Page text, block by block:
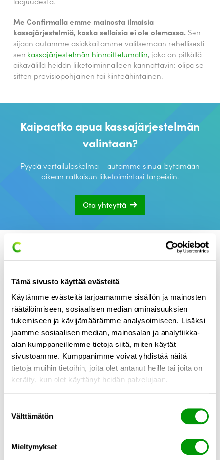
Tämä sivusto käyttää evästeitä
Käytämme evästeitä tarjoamamme sisällön ja mainosten
räätälöimiseen, sosiaalisen median ominaisuuksien
tukemiseen ja kävijämäärämme analysoimiseen. Lisäksi
jaamme sosiaalisen median, mainosalan ja analytiikka-
alan kumppaneillemme tietoja siitä, miten käytät
sivustoamme. Kumppanimme voivat yhdistää näitä
tietoja muihin tietoihin, joita olet antanut heille tai joita on
kerätty, kun olet käyttänyt heidän palvelujaan.
valinta
Välttämätön
Mieltymykset
Me Confirmalla emme mainosta ilmaisia
kassajärjestelmiä, koska sellaisia ei ole olemassa. Sen
sijaan autamme asiakkaitamme valitsemaan rehellisesti
sen kassajärjestelmän hinnoittelumallin, joka on pitkällä
aikavälillä heidän liiketoiminnalleen kannattavin: olipa se
sitten provisiopohjainen tai kiinteähintainen.
Kaipaatko apua kassajärjestelmän
valintaan?
Pyydä vertailulaskelma – autamme sinua löytämään
oikean ratkaisun liiketoimintasi tarpeisiin.
Ota yhteyttä
Ilmainen kassajärjestelmä – joka
Ilmaisena markkinoidut kassajärjestelmät sisältävät
usein ainoastaan vain perustason toiminnot, kuten
tuotteiden lisäämisen ja maksujen vastaanoton. Ne
voivat olla riittäviä aivan liiketoiminnan alkuvaiheessa,
mutta monelle yrittäjälle tulee nopeasti vastaan tilanne,
jossa järjestelmä ei pysty kasvamaan liiketoiminnan
mukana.
Jo maltillisessakin myynnin kasvussa syntyy usein tarve
erikoistavarakaupassa
tarvitaan juuri kyseisen alan
väri- ja kokolajitelmia tai
liittymiä muihin järjestelmiin.
Ilmaisissa kassajärjestelmissä nämä ominaisuudet